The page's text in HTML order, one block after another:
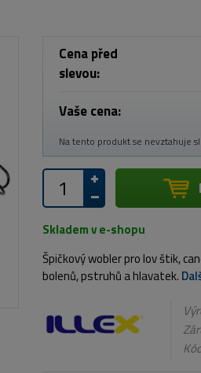
Cena před
slevou:
Vaše cena:
Na tento produkt se nevztahuje
Skladem v e-shopu
Špičkový wobler pro lov štik,
bolenů, pstruhů a hlavatek.